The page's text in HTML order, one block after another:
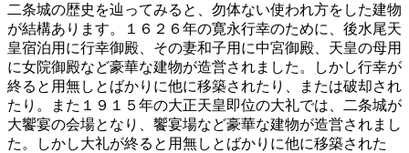
二条城の歴史を辿ってみると、勿体ない使われ方をした建物
が結構あります。１６２６年の寛永行幸のために、後水尾天
皇宿泊用に行幸御殿、その妻和子用に中宮御殿、天皇の母用
に女院御殿など豪華な建物が造営されました。しかし行幸が
終ると用無しとばかりに他に移築されたり、または破却され
たり。また１９１５年の大正天皇即位の大礼では、二条城が
大饗宴の会場となり、饗宴場など豪華な建物が造営されまし
た。しかし大礼が終ると用無しとばかりに他に移築された